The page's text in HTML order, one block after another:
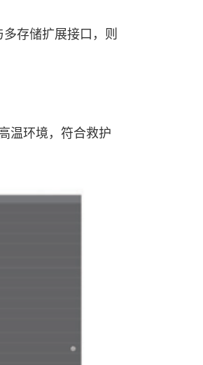
存储扩展接口，则
温环境，符合救护